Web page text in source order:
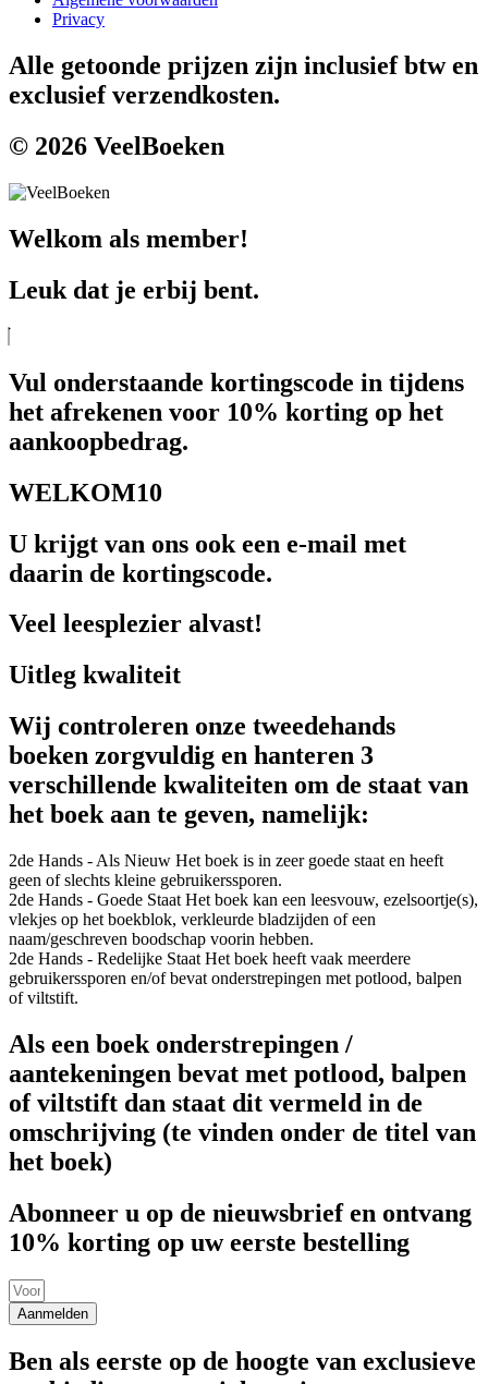
Privacy
Alle getoonde prijzen zijn inclusief btw en
exclusief verzendkosten.
© 2026 VeelBoeken
Welkom als member!
Leuk dat je erbij bent.
Vul onderstaande kortingscode in tijdens
het afrekenen voor 10% korting op het
aankoopbedrag.
WELKOM10
U krijgt van ons ook een e-mail met
daarin de kortingscode.
Veel leesplezier alvast!
Uitleg kwaliteit
Wij controleren onze tweedehands
boeken zorgvuldig en hanteren 3
verschillende kwaliteiten om de staat van
het boek aan te geven, namelijk:
2de Hands - Als Nieuw Het boek is in zeer goede staat en heeft
geen of slechts kleine gebruikerssporen.
2de Hands - Goede Staat Het boek kan een leesvouw, ezelsoortje(s),
vlekjes op het boekblok, verkleurde bladzijden of een
naam/geschreven boodschap voorin hebben.
2de Hands - Redelijke Staat Het boek heeft vaak meerdere
gebruikerssporen en/of bevat onderstrepingen met potlood, balpen
of viltstift.
Als een boek onderstrepingen /
aantekeningen bevat met potlood, balpen
of viltstift dan staat dit vermeld in de
omschrijving (te vinden onder de titel van
het boek)
Abonneer u op de nieuwsbrief en ontvang
10% korting op uw eerste bestelling
Aanmelden
Ben als eerste op de hoogte van exclusieve